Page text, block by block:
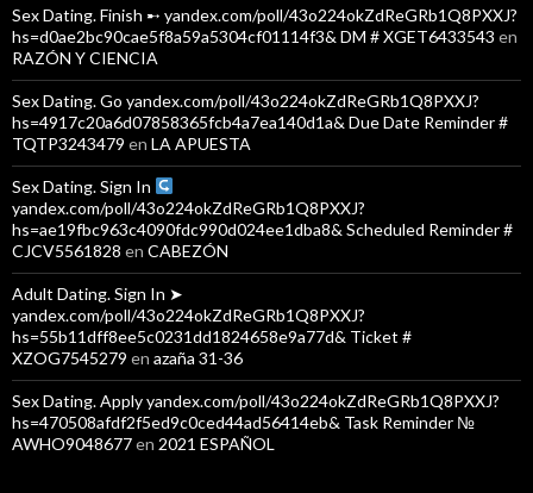
Sex Dating. Finish ➸ yandex.com/poll/43o224okZdReGRb1Q8PXXJ?
hs=d0ae2bc90cae5f8a59a5304cf01114f3& DM # XGET6433543 en
RAZÓN Y CIENCIA
Sex Dating. Go yandex.com/poll/43o224okZdReGRb1Q8PXXJ?
hs=4917c20a6d07858365fcb4a7ea140d1a& Due Date Reminder #
TQTP3243479 en LA APUESTA
Sex Dating. Sign In
yandex.com/poll/43o224okZdReGRb1Q8PXXJ?
hs=ae19fbc963c4090fdc990d024ee1dba8& Scheduled Reminder #
CJCV5561828 en CABEZÓN
Adult Dating. Sign In ➤
yandex.com/poll/43o224okZdReGRb1Q8PXXJ?
hs=55b11dff8ee5c0231dd1824658e9a77d& Ticket #
XZOG7545279 en azaña 31-36
Sex Dating. Apply yandex.com/poll/43o224okZdReGRb1Q8PXXJ?
hs=470508afdf2f5ed9c0ced44ad56414eb& Task Reminder №
AWHO9048677en 2021 ESPAÑOL